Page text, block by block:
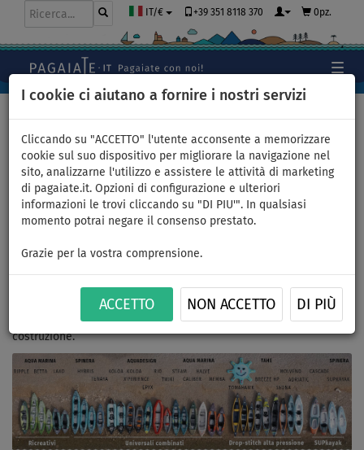
I cookie ci aiutano a fornire i nostri servizi
Cliccando su "ACCETTO" l'utente acconsente a memorizzare
cookie sul suo dispositivo per migliorare la navigazione nel
sito, analizzarne l'utilizzo e assistere le attività di marketing
di pagaiate.it. Opzioni di configurazione e ulteriori
informazioni le trovi cliccando su "DI PIU'". In qualsiasi
momento potrai negare il consenso prestato.
Grazie per la vostra comprensione.
ACCETTO NON ACCETTO DI PIÙ
IT/€ +39 351 8118 370 0pz.
Kayak e canoe gonfiabili
I kayak e canoe vengono divisi in quatro gruppi secondo la loro
costruzione.